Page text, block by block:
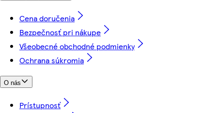
Cena doručenia
Bezpečnosť pri nákupe
Všeobecné obchodné podmienky
Ochrana súkromia
O nás
Prístupnosť